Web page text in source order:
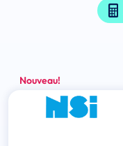
Nouveau!